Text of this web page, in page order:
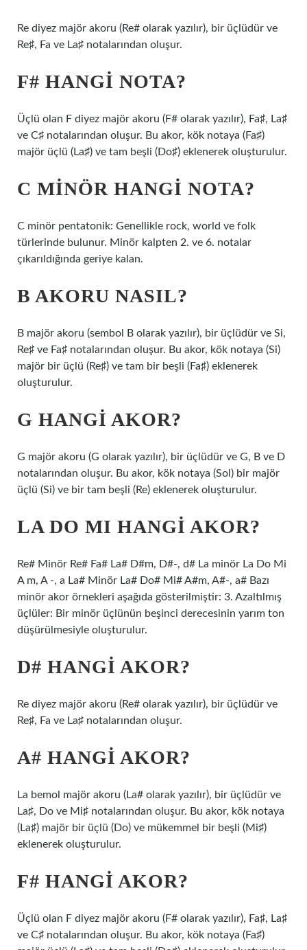
Re diyez majör akoru (Re# olarak yazılır), bir üçlüdür ve
Re♯, Fa ve La♯ notalarından oluşur.
F# HANGI NOTA?
Üçlü olan F diyez majör akoru (F# olarak yazılır), Fa♯, ​​​​​​​​La♯
ve C♯ notalarından oluşur. Bu akor, kök notaya (Fa♯)
majör üçlü (La♯) ve tam beşli (Do♯) eklenerek oluşturulur.
C MINÖR HANGI NOTA?
C minör pentatonik: Genellikle rock, world ve folk
türlerinde bulunur. Minör kalpten 2. ve 6. notalar
çıkarıldığında geriye kalan.
B AKORU NASIL?
B majör akoru (sembol B olarak yazılır), bir üçlüdür ve Si,
Re♯ ve Fa♯ notalarından oluşur. Bu akor, kök notaya (Si)
majör bir üçlü (Re♯) ve tam bir beşli (Fa♯) eklenerek
oluşturulur.
G HANGI AKOR?
G majör akoru (G olarak yazılır), bir üçlüdür ve G, B ve D
notalarından oluşur. Bu akor, kök notaya (Sol) bir majör
üçlü (Si) ve bir tam beşli (Re) eklenerek oluşturulur.
LA DO MI HANGI AKOR?
Re# Minör Re# Fa# La# D#m, D#-, d# La minör La Do Mi
A m, A -, a La# Minör La# Do# Mi# A#m, A#-, a# Bazı
minör akor örnekleri aşağıda gösterilmiştir: 3. Azaltılmış
üçlüler: Bir minör üçlünün beşinci derecesinin yarım ton
düşürülmesiyle oluşturulur.
D# HANGI AKOR?
Re diyez majör akoru (Re# olarak yazılır), bir üçlüdür ve
Re♯, Fa ve La♯ notalarından oluşur.
A# HANGI AKOR?
La bemol majör akoru (La# olarak yazılır), bir üçlüdür ve
La♯, Do ve Mi♯ notalarından oluşur. Bu akor, kök notaya
(La♯) majör bir üçlü (Do) ve mükemmel bir beşli (Mi♯)
eklenerek oluşturulur.
F# HANGI AKOR?
Üçlü olan F diyez majör akoru (F# olarak yazılır), Fa♯, ​​​​​​​​La♯
ve C♯ notalarından oluşur. Bu akor, kök notaya (Fa♯)